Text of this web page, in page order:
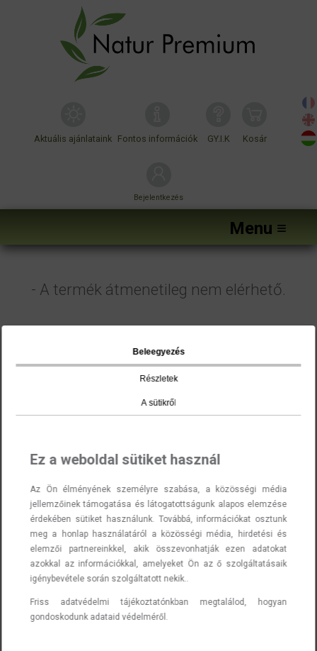
Aktuális ajánlataink Fontos információk GY.I.K Kosár
Bejelentkezés
Menu ≡
- A termék átmenetileg nem elérhető.
Beleegyezés
Részletek
A sütikről
Ez a weboldal sütiket használ
Az Ön élményének személyre szabása, a közösségi média
jellemzőinek támogatása és látogatottságunk alapos elemzése
érdekében sütiket használunk. Továbbá, információkat osztunk
meg a honlap használatáról a közösségi média, hirdetési és
elemzői partnereinkkel, akik összevonhatják ezen adatokat
azokkal az információkkal, amelyeket Ön az ő szolgáltatásaik
igénybevétele során szolgáltatott nekik..
Friss adatvédelmi tájékoztatónkban megtalálod, hogyan
gondoskodunk adataid védelméről.